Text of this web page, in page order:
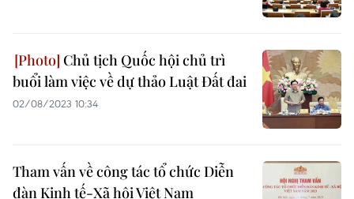
Chủ tịch Quốc hội chủ trì
buổi làm việc về dự thảo Luật Đất đai
02/08/2023 10:34
Tham vấn về công tác tổ chức Diễn
đàn Kinh tế-Xã hội Việt Nam